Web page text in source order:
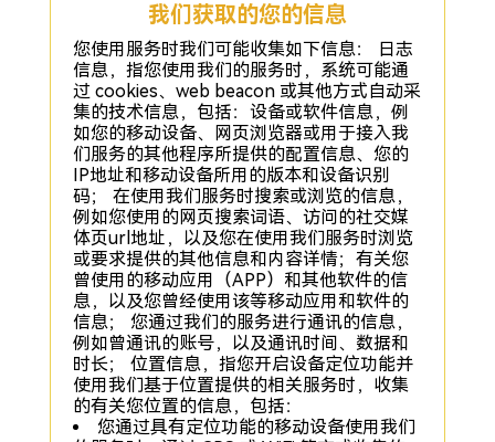
我们获取的您的信息
您使用服务时我们可能收集如下信息： 日志
信息，指您使用我们的服务时，系统可能通
过 cookies、web beacon 或其他方式自动采
集的技术信息，包括：设备或软件信息，例
如您的移动设备、网页浏览器或用于接入我
们服务的其他程序所提供的配置信息、您的
IP地址和移动设备所用的版本和设备识别
码； 在使用我们服务时搜索或浏览的信息，
例如您使用的网页搜索词语、访问的社交媒
体页url地址，以及您在使用我们服务时浏览
或要求提供的其他信息和内容详情；有关您
曾使用的移动应用（APP）和其他软件的信
息，以及您曾经使用该等移动应用和软件的
信息； 您通过我们的服务进行通讯的信息，
例如曾通讯的账号，以及通讯时间、数据和
时长； 位置信息，指您开启设备定位功能并
使用我们基于位置提供的相关服务时，收集
的有关您位置的信息，包括：
您通过具有定位功能的移动设备使用我们